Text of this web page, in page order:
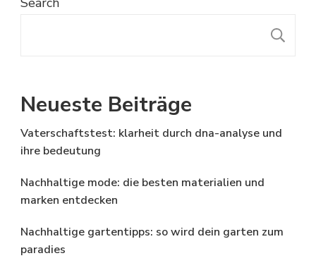
Neueste Beiträge
Vaterschaftstest: klarheit durch dna-analyse und
ihre bedeutung
Nachhaltige mode: die besten materialien und
marken entdecken
Nachhaltige gartentipps: so wird dein garten zum
paradies